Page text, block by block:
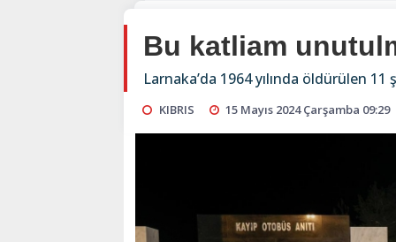
Bu katliam
Larnaka’da 1964 yılında öldürülen 11
KIBRIS 15 Mayıs 2024 Çarşamba 09:29